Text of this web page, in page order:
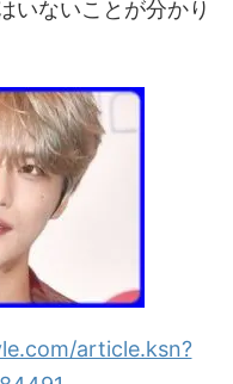
いないことが分かり
article.ksn?